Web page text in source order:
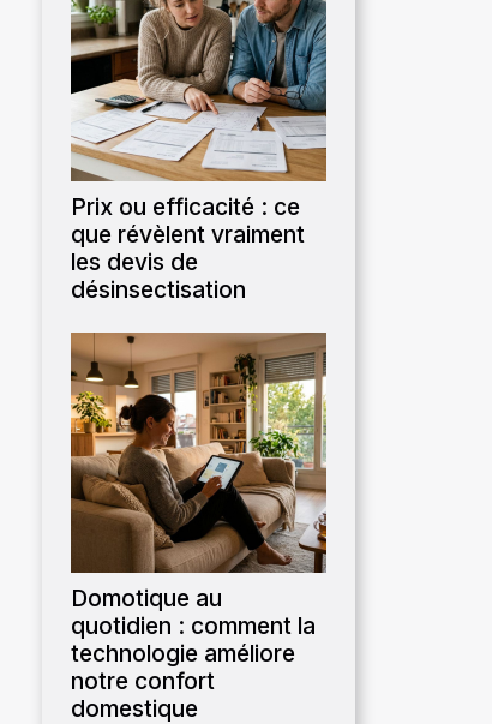
Prix ou efficacité : ce
que révèlent vraiment
les devis de
désinsectisation
Domotique au
quotidien : comment la
technologie améliore
notre confort
domestique